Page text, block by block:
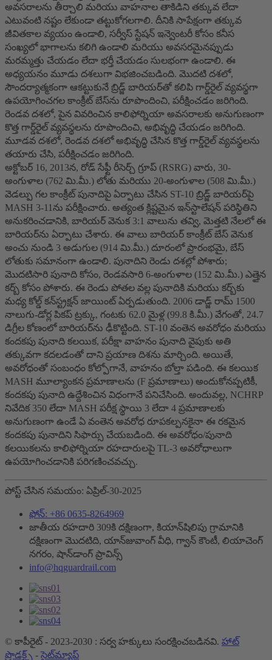
అవసరాలను తీర్చాలి మరియు వాహనాల తాకిడిని తక్కువ లేదా
ఎటువంటి నష్టం లేకుండా తట్టుకోగలగాలి. దీనికి సాపేక్షంగా తక్కువ
జీవితకాల వ్యయం ఉండాలి, సర్వీస్ స్టేషన్ ఇన్వెంటరీ కోసం కనీస
సంఖ్యలో భాగాలను కలిగి ఉండాలి మరియు అవసరమైనప్పుడు
మరమ్మత్తు చేయడం లేదా భర్తీ చేయడం సులభంగా ఉండాలి. ఈ
అధ్యయనం మూడు దశలుగా విభజించబడింది. మొదటి దశలో,
సౌందర్యాత్మకంగా ఆకట్టుకునే బ్రిడ్జ్ బారియర్‌తో కలిపి గార్డ్‌రైల్ వ్యవస్థగా
ఉపయోగించగల కాంక్రీట్ బేస్‌ను రూపొందించి, పరీక్షించడం జరిగింది.
రెండవ దశలో, పైన వివరించిన కాలిఫోర్నియా అవసరాలకు అనుగుణంగా
కొత్త గార్డ్‌రైల్ వ్యవస్థలను రూపొందించి, అభివృద్ధి చేయడం జరిగింది.
మూడవ దశలో, రెండవ దశలో అభివృద్ధి చేసిన కొత్త గార్డ్‌రైల్ వ్యవస్థలను
తయారు చేసి, పరీక్షించడం జరిగింది.
అక్టోబర్ 16, 2013న, రోడ్ సేఫ్టీ రీసెర్చ్ గ్రూప్ (RSRG) వారు, 30-
అంగుళాల (762 మి.మీ.) లోతు మరియు 20-అంగుళాల (508 మి.మీ.)
వెడల్పు గల కాంక్రీట్ పునాదిపై ఏర్పాటు చేసిన ST-10 బ్రిడ్జ్ బారియర్‌పై
MASH 3-11ను పరీక్షించారు. అత్యంత క్లిష్టమైన ఇన్‌స్టాలేషన్ పరిస్థితిని
అనుకరించడానికి, బారియర్ వెనుక 3:1 వాలును తవ్వి, మెత్తటి నేలలో ఈ
బారియర్‌ను ఏర్పాటు చేశారు. ఈ వాలు బారియర్ కాంక్రీట్ బేస్ వెనుక
అంచు నుండి 3 అడుగుల (914 మి.మీ.) దూరంలో ప్రారంభమై, బేస్
లోతుకు సమానంగా ఉండాలి. పునాదిని రెండు దశల్లో పోశారు;
మొదటిసారి పునాది కోసం, రెండవసారి 6-అంగుళాల (152 మి.మీ.) ఎత్తైన
కర్బ్ కోసం పోశారు. ఈ రెండు పోతల వల్ల పునాదికి మరియు కర్బ్‌కు
మధ్య కోల్డ్ కన్‌స్ట్రక్షన్ జాయింట్ ఏర్పడుతుంది. 2006 డాడ్జ్ రామ్ 1500
నాలుగు-డోర్ల పికప్ ట్రక్కు, గంటకు 62.0 మైళ్ల (99.8 కి.మీ.) వేగంతో, 24.7
డిగ్రీల కోణంలో బారియర్‌ను ఢీకొట్టింది. ST-10 వంతెన అవరోధం మరియు
కందకపు పునాది కలయిక, పరీక్షా వాహనం పునాది వైపుకు అతి
తక్కువగా కదలడంతో దాని ప్రయాణ దిశను మార్చింది. అయితే,
అవరోధంతో సంబంధం కోల్పోగానే, వాహనం బోల్తా పడింది. ఈ కలయిక
MASH మూల్యాంకన ప్రమాణాలను (F ప్రమాణాలు) అందుకోనప్పటికీ,
కందకపు పునాది ఉద్దేశించిన విధంగానే పనిచేసింది. అందువల్ల, NCHRP
నివేదిక 350 లేదా MASH పరీక్ష స్థాయి 3 లేదా 4 ప్రమాణాలకు
అనుగుణంగా ఉండే ఏ వంతెన అవరోధ రూపకల్పనకైనా ఈ రకమైన
కందకపు పునాదిని సిఫార్సు చేయబడింది. ఈ అవరోధం/పునాది
కలయికలను కాలిఫోర్నియా రహదారులపై TL-3 అవరోధాలుగా
ఉపయోగించడానికి పరిగణించవచ్చు.
పోస్ట్ చేసిన సమయం: ఏప్రిల్-30-2025
ఫోన్: +86 0635-8264969
జాతీయ రహదారి 309కి దక్షిణంగా, కియాన్‌షిలిపు గ్రామానికి
దక్షిణంగా మొదటిది, యాన్‌జువాంగ్ వీధి, గ్వాన్ కౌంటీ, లియాచెంగ్
నగరం, షాన్‌డాంగ్ ప్రావిన్స్
info@hqguardrail.com
© కాపీరైట్ - 2023-2030 : సర్వ హక్కులు సంరక్షించబడినవి. హాట్
ప్రొడక్ట్స్ - సైట్‌మ్యాప్